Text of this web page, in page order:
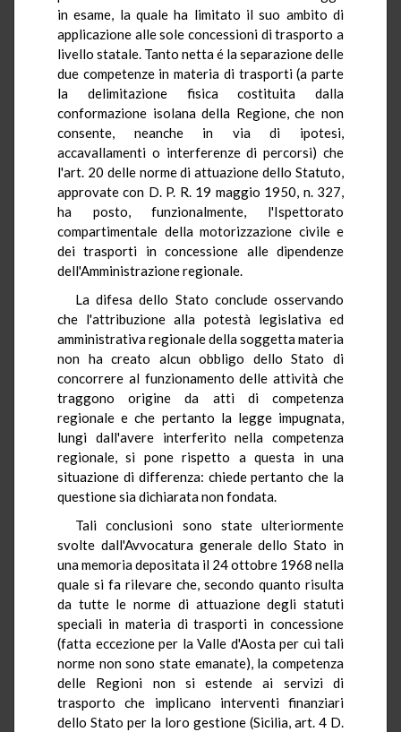
in esame, la quale ha limitato il suo ambito di
applicazione alle sole concessioni di trasporto a
livello statale. Tanto netta é la separazione delle
due competenze in materia di trasporti (a parte
la delimitazione fisica costituita dalla
conformazione isolana della Regione, che non
consente, neanche in via di ipotesi,
accavallamenti o interferenze di percorsi) che
l'art. 20 delle norme di attuazione dello Statuto,
approvate con D. P. R. 19 maggio 1950, n. 327,
ha posto, funzionalmente, l'Ispettorato
compartimentale della motorizzazione civile e
dei trasporti in concessione alle dipendenze
dell'Amministrazione regionale.
La difesa dello Stato conclude osservando
che l'attribuzione alla potestà legislativa ed
amministrativa regionale della soggetta materia
non ha creato alcun obbligo dello Stato di
concorrere al funzionamento delle attività che
traggono origine da atti di competenza
regionale e che pertanto la legge impugnata,
lungi dall'avere interferito nella competenza
regionale, si pone rispetto a questa in una
situazione di differenza: chiede pertanto che la
questione sia dichiarata non fondata.
Tali conclusioni sono state ulteriormente
svolte dall'Avvocatura generale dello Stato in
una memoria depositata il 24 ottobre 1968 nella
quale si fa rilevare che, secondo quanto risulta
da tutte le norme di attuazione degli statuti
speciali in materia di trasporti in concessione
(fatta eccezione per la Valle d'Aosta per cui tali
norme non sono state emanate), la competenza
delle Regioni non si estende ai servizi di
trasporto che implicano interventi finanziari
dello Stato per la loro gestione (Sicilia, art. 4 D.